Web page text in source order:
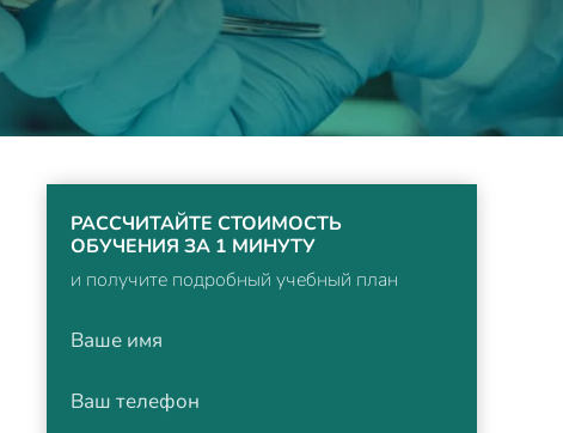
РАССЧИТАЙТЕ СТОИМОСТЬ
ОБУЧЕНИЯ ЗА 1 МИНУТУ
и получите подробный учебный план
Ваше имя
Ваш телефон